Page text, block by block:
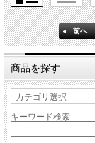
前へ
商品を探す
キーワード検索